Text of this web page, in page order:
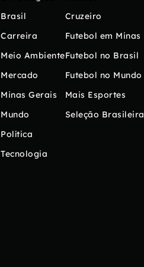
Brasil
Carreira
Meio Ambiente
Mercado
Minas Gerais
Mundo
Política
Tecnologia
Cruzeiro
Futebol em Minas
Futebol no Brasil
Futebol no Mundo
Mais Esportes
Seleção Brasileira